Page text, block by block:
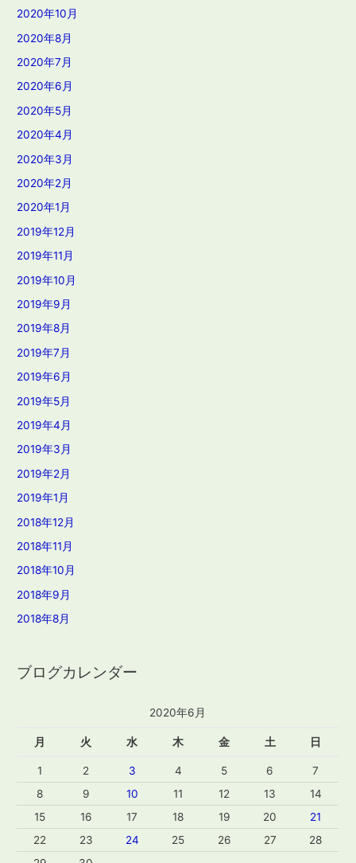
2020年10月
2020年8月
2020年7月
2020年6月
2020年5月
2020年4月
2020年3月
2020年2月
2020年1月
2019年12月
2019年11月
2019年10月
2019年9月
2019年8月
2019年7月
2019年6月
2019年5月
2019年4月
2019年3月
2019年2月
2019年1月
2018年12月
2018年11月
2018年10月
2018年9月
2018年8月
ブログカレンダー
2020年6月
月 火 水 木 金 土 日
1 2 3 4 5 6
7
8
9 10 11 12 13
14
15
16 17 18 19 20
21
22
23 24 25 26 27
28